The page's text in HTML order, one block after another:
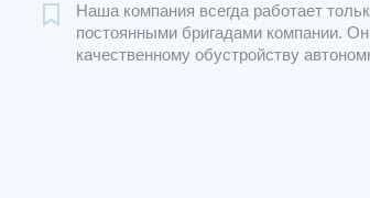
Наша компания всегда работает
постоянными бригадами компании.
качественному обустройству